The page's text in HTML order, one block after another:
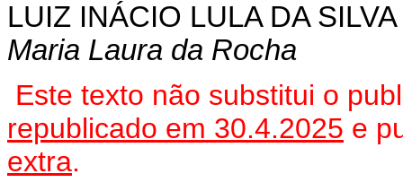
LUIZ INÁCIO LULA DA SILVA
Maria Laura da Rocha
Este texto não substitui o
republicado em 30.4.2025 e
extra.